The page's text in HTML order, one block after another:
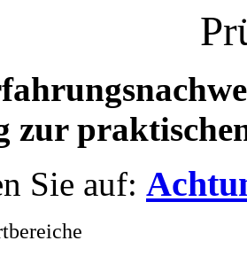
zur
Sie auf: